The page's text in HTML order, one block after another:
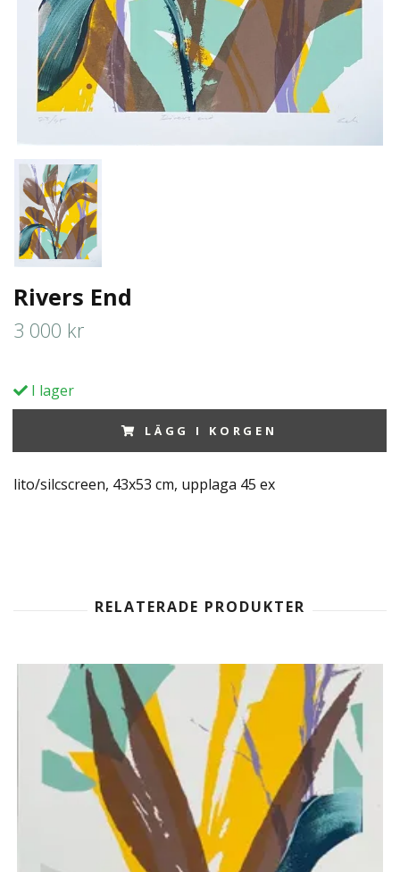
Rivers End
3 000 kr
I lager
LÄGG I KORGEN
lito/silcscreen, 43x53 cm, upplaga 45 ex